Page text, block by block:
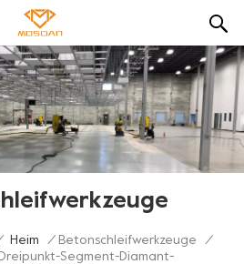
Heim / Betonschleifwerkzeuge
/
Segment-Diamant-